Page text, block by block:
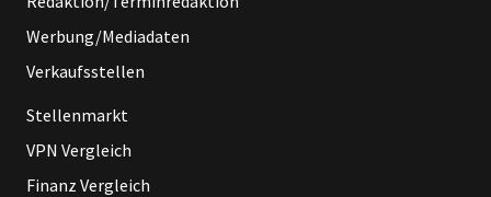
Werbung/Mediadaten
Verkaufsstellen
Stellenmarkt
VPN Vergleich
Finanz Vergleich